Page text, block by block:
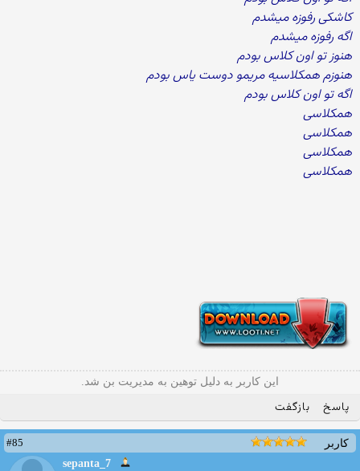
کاشکی رفوزه میشدم
اگه رفوزه میشدم
هنوز تو اون کلاس بودم
هنوزم همکلاسیه مریمو دوست یاس بودم
اگه تو اون کلاس بودم
همکلاسی
همکلاسی
همکلاسی
همکلاسی
این کاربر به دلیل توهین به مدیریت بن شد.
پاسخ بازگفت
کاربر
#85
sepanta_7